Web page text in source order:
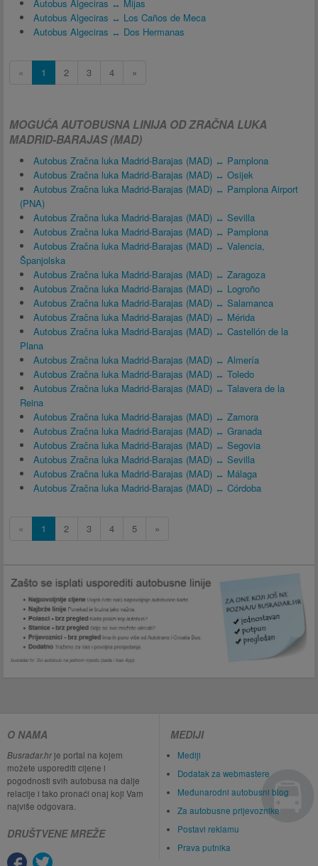
Autobus Algeciras ↔ Mijas
Autobus Algeciras ↔ Los Caños de Meca
Autobus Algeciras ↔ Dos Hermanas
« 1 2 3 4 »
MOGUĆA AUTOBUSNA LINIJA OD ZRAČNA LUKA
MADRID-BARAJAS (MAD)
Autobus Zračna luka Madrid-Barajas (MAD) ↔ Pamplona
Autobus Zračna luka Madrid-Barajas (MAD) ↔ Osijek
Autobus Zračna luka Madrid-Barajas (MAD) ↔ Pamplona Airport
(PNA)
Autobus Zračna luka Madrid-Barajas (MAD) ↔ Sevilla
Autobus Zračna luka Madrid-Barajas (MAD) ↔ Pamplona
Autobus Zračna luka Madrid-Barajas (MAD) ↔ Valencia,
Španjolska
Autobus Zračna luka Madrid-Barajas (MAD) ↔ Zaragoza
Autobus Zračna luka Madrid-Barajas (MAD) ↔ Logroño
Autobus Zračna luka Madrid-Barajas (MAD) ↔ Salamanca
Autobus Zračna luka Madrid-Barajas (MAD) ↔ Mérida
Autobus Zračna luka Madrid-Barajas (MAD) ↔ Castellón de la
Plana
Autobus Zračna luka Madrid-Barajas (MAD) ↔ Almería
Autobus Zračna luka Madrid-Barajas (MAD) ↔ Toledo
Autobus Zračna luka Madrid-Barajas (MAD) ↔ Talavera de la
Reina
Autobus Zračna luka Madrid-Barajas (MAD) ↔ Zamora
Autobus Zračna luka Madrid-Barajas (MAD) ↔ Granada
Autobus Zračna luka Madrid-Barajas (MAD) ↔ Segovia
Autobus Zračna luka Madrid-Barajas (MAD) ↔ Sevilla
Autobus Zračna luka Madrid-Barajas (MAD) ↔ Málaga
Autobus Zračna luka Madrid-Barajas (MAD) ↔ Córdoba
« 1 2 3 4 5 »
O NAMA
Busradar.hrje portal na kojem
možete usporediti cijene i
pogodnosti svih autobusa na dalje
relacije i tako pronaći onaj koji Vam
najviše odgovara.
DRUŠTVENE MREŽE
MEDIJI
Mediji
Dodatak za webmastere
Međunarodni autobusni blog
Za autobusne prijevoznike
Postavi reklamu
Prava putnika